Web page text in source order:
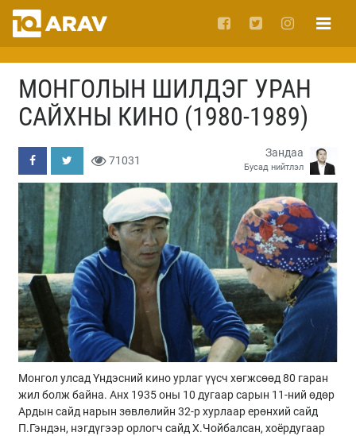
МОНГОЛЫН ШИЛДЭГ УРАН
САЙХНЫ КИНО (1980-1989)
71031
Зандаа
Бусад нийтлэл
Монгол улсад Үндэсний кино урлаг үүсч хөгжсөөд 80 гаран
жил болж байна. Анх 1935 оны 10 дугаар сарын 11-ний өдөр
Ардын сайд нарын зөвлөлийн 32-р хурлаар ерөнхий сайд
П.Гэндэн, нэгдүгээр орлогч сайд Х.Чойбалсан, хоёрдугаар